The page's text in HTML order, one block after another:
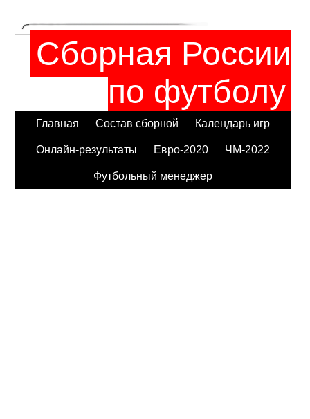
Сборная России
по футболу
Главная Состав сборной Календарь игр
Онлайн-результаты Евро-2020 ЧМ-2022
Футбольный менеджер